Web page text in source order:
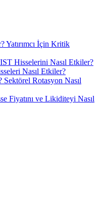
Yatırımcı İçin Kritik
Hisselerini Nasıl Etkiler?
Nasıl Etkiler?
Rotasyon Nasıl
Fiyatını ve Likiditeyi Nasıl